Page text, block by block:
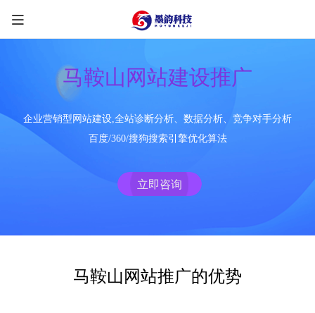
马鞍山网站建设推广
企业营销型网站建设,全站诊断分析、数据分析、竞争对手分析
百度/360/搜狗搜索引擎优化算法
立即咨询
马鞍山网站推广的优势
限时优惠咨询中